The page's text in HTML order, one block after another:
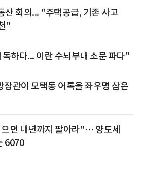
산 회의... "주택공급, 기존 사고
"
하다... 이란 수뇌부내 소문 파다"
장관이 모택동 어록을 좌우명 삼은
면 내년까지 팔아라"… 양도세
6070